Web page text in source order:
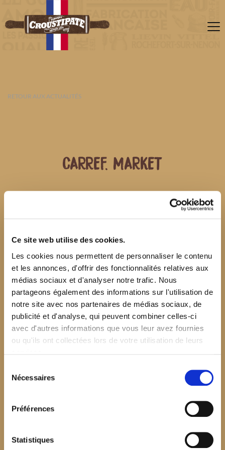
Ce site web utilise des cookies.
Les cookies nous permettent de personnaliser le contenu
et les annonces, d'offrir des fonctionnalités relatives aux
médias sociaux et d'analyser notre trafic. Nous
partageons également des informations sur l'utilisation de
notre site avec nos partenaires de médias sociaux, de
publicité et d'analyse, qui peuvent combiner celles-ci
avec d'autres informations que vous leur avez fournies
ou qu'ils ont collectées lors de votre utilisation de leurs
Nécessaires
Préférences
Statistiques
RETOUR AUX ACTUALITÉS
CARREF. MARKET